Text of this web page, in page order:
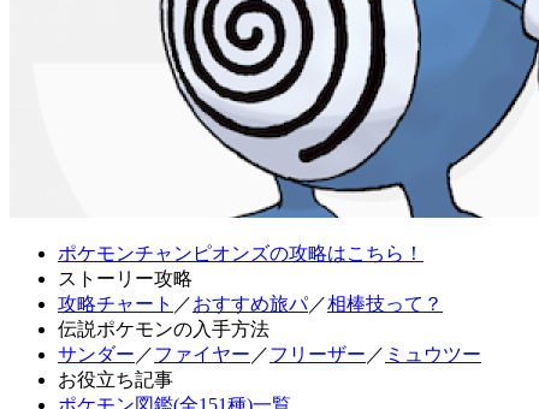
ポケモンチャンピオンズの攻略はこちら！
ストーリー攻略
攻略チャート ／おすすめ旅パ／相棒技って？
伝説ポケモンの入手方法
サンダー ／ファイヤー ／フリーザー ／ ミュウツー
お役立ち記事
ポケモン図鑑(全151種)一覧